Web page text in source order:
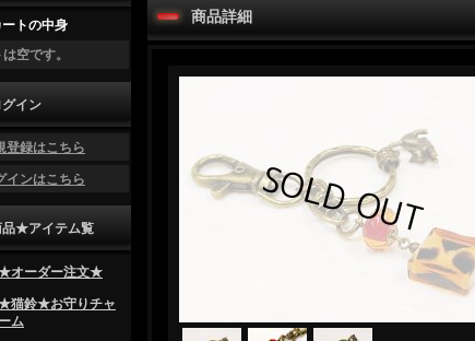
ートの中身
空です。
グイン
登録はこちら
インはこちら
品★アイテム覧
オーダー注文★
猫鈴★お守りチャ
ーム
商品詳細